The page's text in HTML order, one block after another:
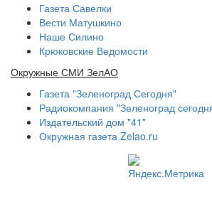
Газета Савелки
Вести Матушкино
Наше Силино
Крюковские Ведомости
Окружные СМИ ЗелАО
Газета "Зеленоград Сегодня"
Радиокомпания "Зеленоград
Издательский дом "41"
Окружная газета Zelao.ru